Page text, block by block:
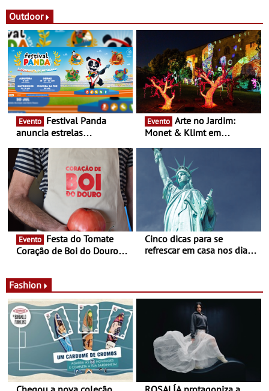
16 de agosto
Outdoor
Evento
anuncia estrelas
- Entre Junho e Julho pelo
país
Evento
Monet & Klimt em
ao final de Setembro -
Experiência luminosa no
jardim do Museu de
Alberto Sampaio
Evento
Coração de Boi do Douro -
Cinco dicas para se
refrescar em casa nos dias
Fashion